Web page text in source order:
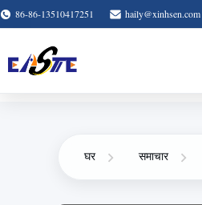
86-86-13510417251 haily@xinhsen.com
घर समाचार